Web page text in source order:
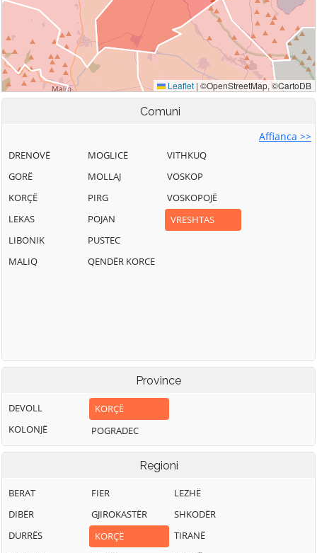
Comuni
Affianca >>
DRENOVË
GORË
KORÇË
LEKAS
LIBONIK
MALIQ
MOGLICË
MOLLAJ
PIRG
POJAN
PUSTEC
QENDËR KORCE
VITHKUQ
VOSKOP
VOSKOPOJË
VRESHTAS
Province
DEVOLL
KOLONJË
KORÇË
POGRADEC
Regioni
BERAT
DIBËR
DURRËS
FIER
GJIROKASTËR
KORÇË
LEZHË
SHKODËR
TIRANË